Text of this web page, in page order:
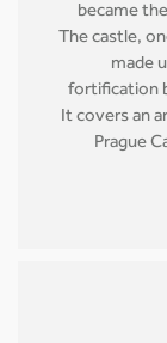
became
The castle,
It covers